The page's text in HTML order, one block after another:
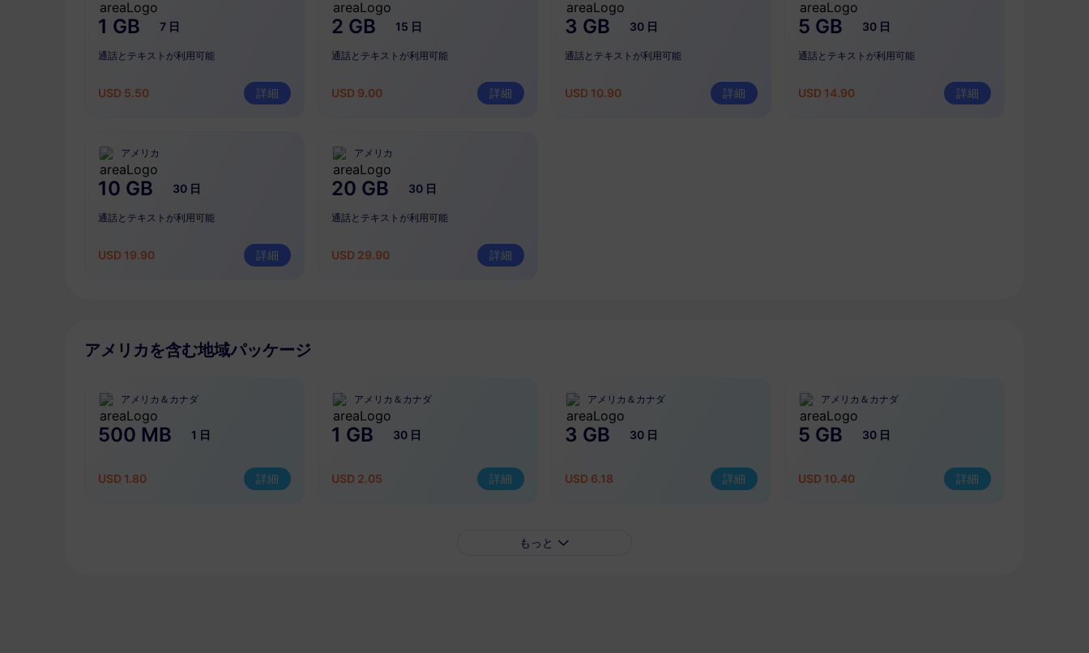
1 GB 7 日
通話とテキストが利用可能
USD 5.50 詳細
2 GB 15 日
通話とテキストが利用可能
USD 9.00 詳細
3 GB 30 日
通話とテキストが利用可能
USD 10.90 詳細
5 GB 30 日
通話とテキストが利用可能
USD 14.90 詳細
アメリカ
10 GB 30 日
通話とテキストが利用可能
USD 19.90 詳細
アメリカ
20 GB 30 日
通話とテキストが利用可能
USD 29.90 詳細
アメリカを含む地域パッケージ
アメリカ＆カナダ
500 MB 1 日
USD 1.80 詳細
アメリカ＆カナダ
1 GB 30 日
USD 2.05 詳細
アメリカ＆カナダ
3 GB 30 日
USD 6.18 詳細
アメリカ＆カナダ
5 GB 30 日
USD 10.40 詳細
もっと